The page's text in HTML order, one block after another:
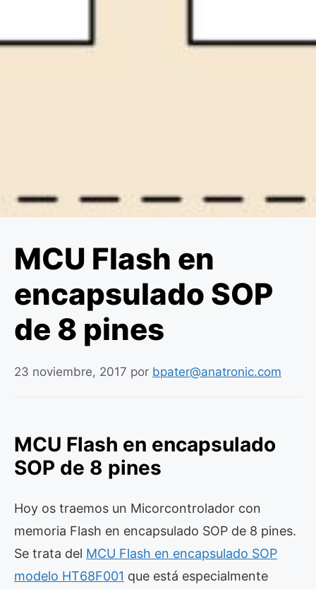
MCU Flash en
encapsulado SOP
de 8 pines
23 noviembre, 2017 por bpater@anatronic.com
MCU Flash en encapsulado
SOP de 8 pines
Hoy os traemos un Micorcontrolador con
memoria Flash en encapsulado SOP de 8 pines.
Se trata del MCU Flash en encapsulado SOP
modelo HT68F001 que está especialmente